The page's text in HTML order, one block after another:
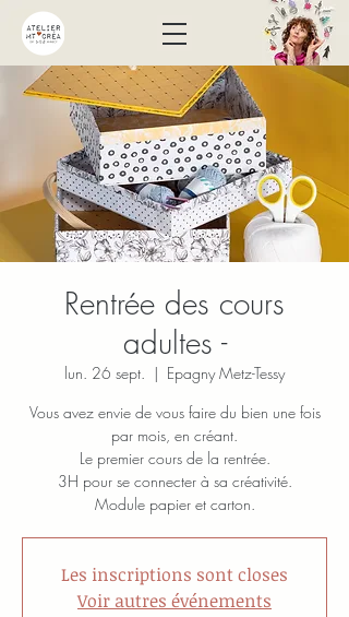
Rentrée des cours
adultes -
lun. 26 sept.
  |
Epagny Metz-Tessy
Vous avez envie de vous faire du bien une fois
par mois, en créant.
Le premier cours de la rentrée.
3H pour se connecter à sa créativité.
Module papier et carton.
Les inscriptions sont closes
Voir autres événements